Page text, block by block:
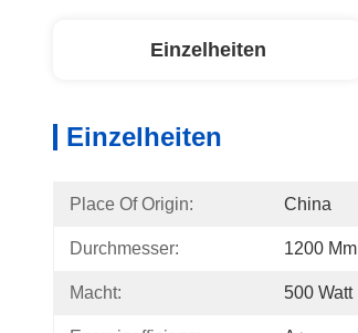
Einzelheiten
Einzelheiten
Place Of Origin: China
Durchmesser: 1200
Macht: 500 Watt